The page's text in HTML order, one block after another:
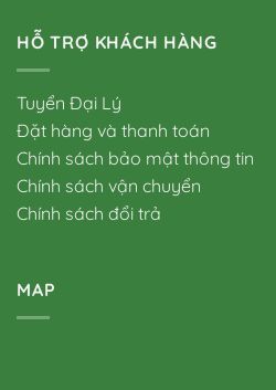
HỖ TRỢ KHÁCH HÀNG
Tuyển Đại Lý
Đặt hàng và thanh toán
Chính sách bảo mật thông tin
Chính sách vận chuyển
Chính sách đổi trả
MAP